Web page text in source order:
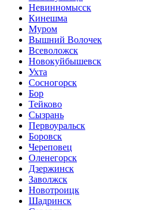
Невинномысск
Кинешма
Муром
Вышний Волочек
Всеволожск
Новокуйбышевск
Ухта
Сосногорск
Бор
Тейково
Сызрань
Первоуральск
Боровск
Череповец
Оленегорск
Дзержинск
Заволжск
Новотроицк
Шадринск